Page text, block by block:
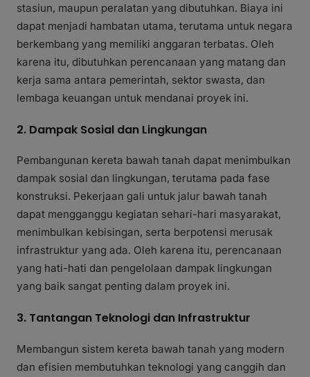
stasiun, maupun peralatan yang dibutuhkan. Biaya ini
dapat menjadi hambatan utama, terutama untuk negara
berkembang yang memiliki anggaran terbatas. Oleh
karena itu, dibutuhkan perencanaan yang matang dan
kerja sama antara pemerintah, sektor swasta, dan
lembaga keuangan untuk mendanai proyek ini.
2. Dampak Sosial dan Lingkungan
Pembangunan kereta bawah tanah dapat menimbulkan
dampak sosial dan lingkungan, terutama pada fase
konstruksi. Pekerjaan gali untuk jalur bawah tanah
dapat mengganggu kegiatan sehari-hari masyarakat,
menimbulkan kebisingan, serta berpotensi merusak
infrastruktur yang ada. Oleh karena itu, perencanaan
yang hati-hati dan pengelolaan dampak lingkungan
yang baik sangat penting dalam proyek ini.
3. Tantangan Teknologi dan Infrastruktur
Membangun sistem kereta bawah tanah yang modern
dan efisien membutuhkan teknologi yang canggih dan